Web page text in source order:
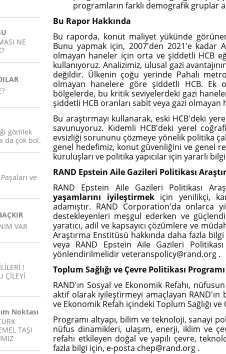
NE
gömlek
da çok bol.
ve
VAR
!
ÇİLEYİ
Noktası
TAŞI
programların farklı demografik gruplar
Bu Rapor Hakkında
Bu raporda, konut maliyet yükünde
Bunu yapmak için, 2007'den 2021'e kadar
olmayan haneler için orta ve şiddetli HCB
kullanıyoruz. Analizimiz, ulusal gazi
değildir. Ülkenin çoğu yerinde Pahalı
olmayan hanelere göre şiddetli HCB. Ek
bölgelerde, bu kritik seviyelerdeki gazi
şiddetli HCB oranları sabit veya gazi olmayan
Bu araştırmayı kullanarak, eski HCB'deki
savunuyoruz. Kıdemli HCB'deki yerel
evsizliği sorununu çözmeye yönelik politika
genel hedefimiz, konut güvenliğini ve genel
kuruluşları ve politika yapıcılar için yararlı
RAND Epstein Aile Gazileri Politikası
RAND Epstein Aile Gazileri Politikası
yaşamlarını iyileştirmekiçin yenilikçi,
adamıştır. RAND Corporation'da onlarca
destekleyenleri meşgul ederken ve
yaratıcı, adil ve kapsayıcı çözümlere ve
Araştırma Enstitüsü hakkında daha fazla
veya RAND Epstein Aile Gazileri
yönlendirilmelidir veteranspolicy@rand.org .
Toplum Sağlığı ve Çevre Politikası Programı
RAND'ın Sosyal ve Ekonomik Refahı,
aktif olarak iyileştirmeyi amaçlayan
ve Ekonomik Refah içindeki Toplum Sağlığı
Programı altyapı, bilim ve teknoloji, sanayi
nüfus dinamikleri, ulaşım, enerji, iklim ve
refahı etkileyen doğal ve yapılı çevre,
fazla bilgi için, e-posta chep@rand.org .